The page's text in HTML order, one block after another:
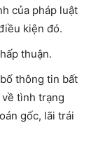
của pháp luật
kiện đó.
thuận.
thông tin bất
tình trạng
gốc, lãi trái